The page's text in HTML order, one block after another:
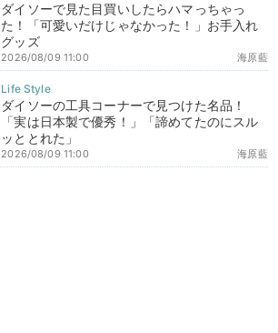
ダイソーで見た目買いしたらハマっちゃっ
た！「可愛いだけじゃなかった！」お手入れ
グッズ
海原藍
2026/08/09 11:00
ダイソーの工具コーナーで見つけた名品！
「実は日本製で優秀！」「諦めてたのにスル
ッととれた」
海原藍
2026/08/09 11:00